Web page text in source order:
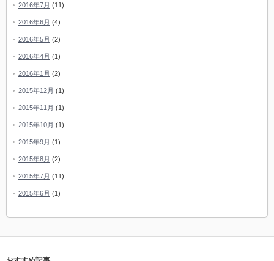
2016年7月 (11)
2016年6月 (4)
2016年5月 (2)
2016年4月 (1)
2016年1月 (2)
2015年12月 (1)
2015年11月 (1)
2015年10月 (1)
2015年9月 (1)
2015年8月 (2)
2015年7月 (11)
2015年6月 (1)